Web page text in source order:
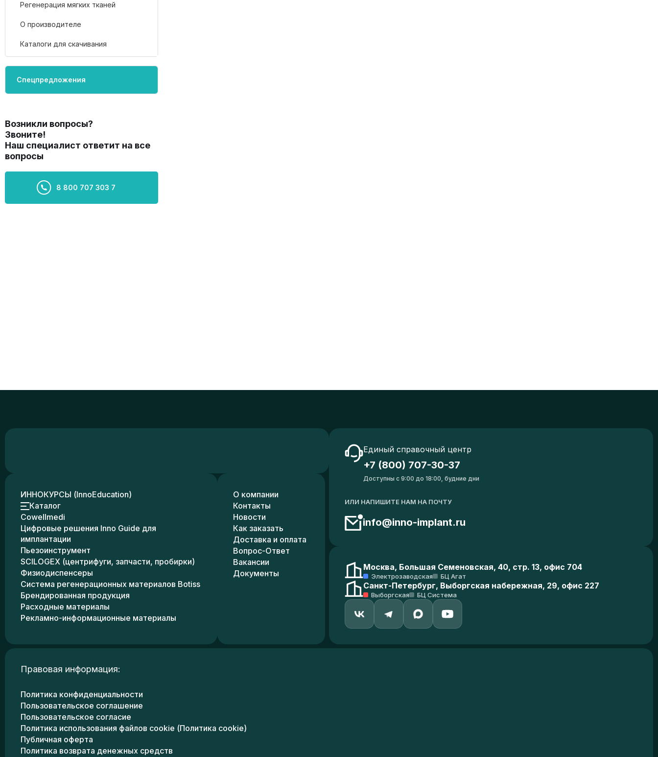
Регенерация мягких тканей
О производителе
Каталоги для скачивания
Спецпредложения
Возникли вопросы?
Звоните!
Наш специалист ответит на все
вопросы
8 800 707 303 7
ИННОКУРСЫ (InnoEducation)
Каталог
Cowellmedi
Цифровые решения Inno Guide для
имплантации
Пьезоинструмент
SCILOGEX (центрифуги, запчасти, пробирки)
Физиодиспенсеры
Система регенерационных материалов Botiss
Брендированная продукция
Расходные материалы
Рекламно-информационные материалы
О компании
Контакты
Новости
Как заказать
Доставка и оплата
Вопрос-Ответ
Вакансии
Документы
Единый справочный центр
+7 (800) 707-30-37
Доступны с 9:00 до 18:00, будние дни
ИЛИ НАПИШИТЕ НАМ НА ПОЧТУ
info@inno-implant.ru
Москва, Большая Семеновская, 40, стр. 13, офис 704
Электрозаводская БЦ Агат
Санкт-Петербург, Выборгская набережная, 29, офис 227
Выборгская БЦ Система
Правовая информация:
Политика конфиденциальности
Пользовательское соглашение
Пользовательское согласие
Политика использования файлов cookie (Политика cookie)
Публичная оферта
Политика возврата денежных средств